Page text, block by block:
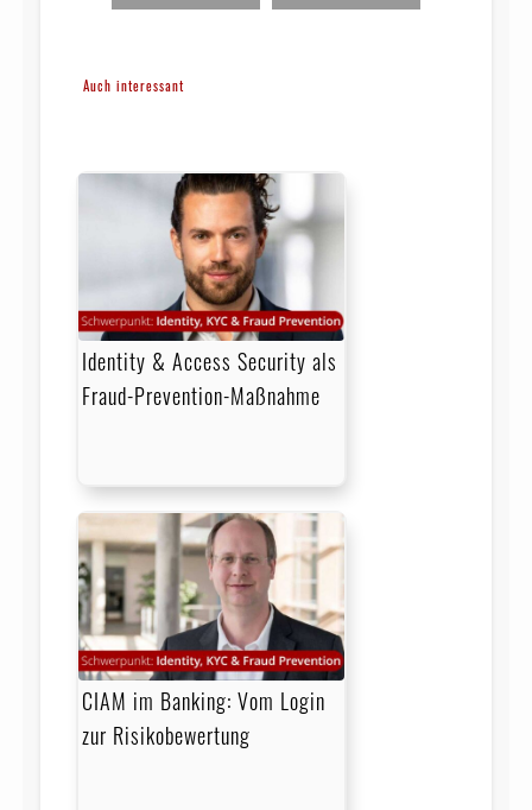
Auch interessant
Identity & Access Security als
Fraud-Prevention-Maßnahme
CIAM im Banking: Vom Login
zur Risikobewertung